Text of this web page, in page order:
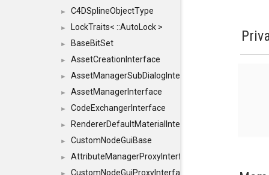
► C4DSplineObjectType
► LockTraits< ::AutoLock >
► BaseBitSet
► AssetCreationInterface
► AssetManagerSubDialogInterface
► AssetManagerInterface
► CodeExchangerInterface
► RendererDefaultMaterialInterface
► CustomNodeGuiBase
► AttributeManagerProxyInterface
CustomNodeGuiProxyInterface